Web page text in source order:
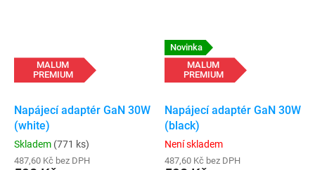
MALUM
PREMIUM
Napájecí adaptér GaN 30W
(white)
Skladem (771 ks)
487,60 Kč bez DPH
Novinka
MALUM
PREMIUM
Napájecí adaptér GaN 30W
(black)
Není skladem
487,60 Kč bez DPH